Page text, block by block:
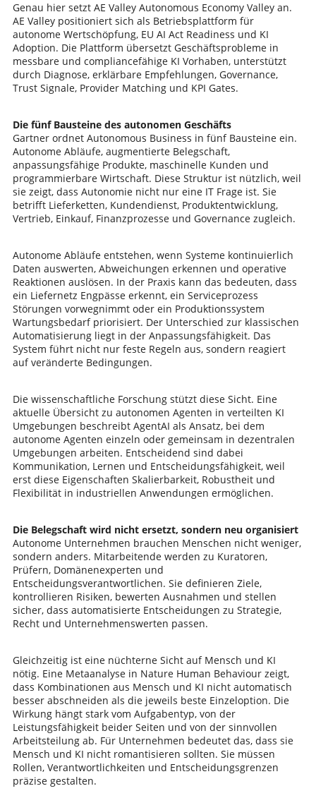
Genau hier setzt AE Valley Autonomous Economy Valley an.
AE Valley positioniert sich als Betriebsplattform für
autonome Wertschöpfung, EU AI Act Readiness und KI
Adoption. Die Plattform übersetzt Geschäftsprobleme in
messbare und compliancefähige KI Vorhaben, unterstützt
durch Diagnose, erklärbare Empfehlungen, Governance,
Trust Signale, Provider Matching und KPI Gates.
Die fünf Bausteine des autonomen Geschäfts
Gartner ordnet Autonomous Business in fünf Bausteine ein.
Autonome Abläufe, augmentierte Belegschaft,
anpassungsfähige Produkte, maschinelle Kunden und
programmierbare Wirtschaft. Diese Struktur ist nützlich, weil
sie zeigt, dass Autonomie nicht nur eine IT Frage ist. Sie
betrifft Lieferketten, Kundendienst, Produktentwicklung,
Vertrieb, Einkauf, Finanzprozesse und Governance zugleich.
Autonome Abläufe entstehen, wenn Systeme kontinuierlich
Daten auswerten, Abweichungen erkennen und operative
Reaktionen auslösen. In der Praxis kann das bedeuten, dass
ein Liefernetz Engpässe erkennt, ein Serviceprozess
Störungen vorwegnimmt oder ein Produktionssystem
Wartungsbedarf priorisiert. Der Unterschied zur klassischen
Automatisierung liegt in der Anpassungsfähigkeit. Das
System führt nicht nur feste Regeln aus, sondern reagiert
auf veränderte Bedingungen.
Die wissenschaftliche Forschung stützt diese Sicht. Eine
aktuelle Übersicht zu autonomen Agenten in verteilten KI
Umgebungen beschreibt AgentAI als Ansatz, bei dem
autonome Agenten einzeln oder gemeinsam in dezentralen
Umgebungen arbeiten. Entscheidend sind dabei
Kommunikation, Lernen und Entscheidungsfähigkeit, weil
erst diese Eigenschaften Skalierbarkeit, Robustheit und
Flexibilität in industriellen Anwendungen ermöglichen.
Die Belegschaft wird nicht ersetzt, sondern neu organisiert
Autonome Unternehmen brauchen Menschen nicht weniger,
sondern anders. Mitarbeitende werden zu Kuratoren,
Prüfern, Domänenexperten und
Entscheidungsverantwortlichen. Sie definieren Ziele,
kontrollieren Risiken, bewerten Ausnahmen und stellen
sicher, dass automatisierte Entscheidungen zu Strategie,
Recht und Unternehmenswerten passen.
Gleichzeitig ist eine nüchterne Sicht auf Mensch und KI
nötig. Eine Metaanalyse in Nature Human Behaviour zeigt,
dass Kombinationen aus Mensch und KI nicht automatisch
besser abschneiden als die jeweils beste Einzeloption. Die
Wirkung hängt stark vom Aufgabentyp, von der
Leistungsfähigkeit beider Seiten und von der sinnvollen
Arbeitsteilung ab. Für Unternehmen bedeutet das, dass sie
Mensch und KI nicht romantisieren sollten. Sie müssen
Rollen, Verantwortlichkeiten und Entscheidungsgrenzen
präzise gestalten.